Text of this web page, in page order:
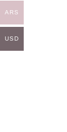
ARS
USD